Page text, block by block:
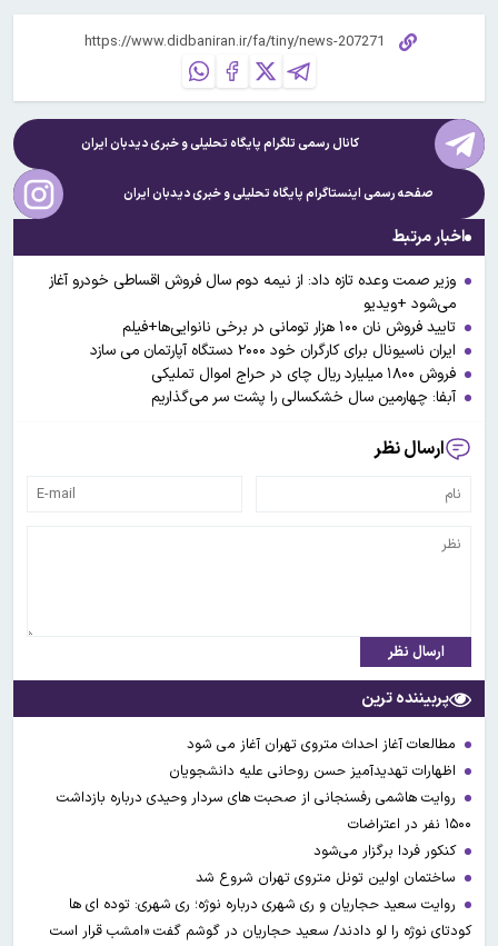
کانال رسمی تلگرام پایگاه تحلیلی و خبریدیدبان ایران
صفحه رسمی اینستاگرام پایگاه تحلیلی و خبریدیدبان ایران
اخبار مرتبط
وزیر صمت وعده تازه داد: از نیمه دوم سال فروش اقساطی خودرو آغاز
می‌شود +ویدیو
تایید فروش نان ۱۰۰ هزار تومانی در برخی نانوایی‌ها+فیلم
ایران ناسیونال برای کارگران خود ۲۰۰۰ دستگاه آپارتمان می سازد
فروش ۱۸۰۰ میلیارد ریال چای در حراج اموال تملیکی
آبفا: چهارمین سال خشکسالی را پشت سر می‌گذاریم
ارسال نظر
ارسال نظر
پربیننده ترین
مطالعات آغاز احداث متروی تهران آغاز می شود
اظهارات تهدیدآمیز حسن روحانی علیه دانشجویان
روایت هاشمی رفسنجانی از صحبت های سردار وحیدی درباره بازداشت
۱۵۰۰ نفر در اعتراضات
کنکور فردا برگزار می‌شود
ساختمان اولین تونل متروی تهران شروع شد
روایت سعید حجاریان و ری شهری درباره نوژه؛ ری شهری: توده ای ها
کودتای نوژه را لو دادند/ سعید حجاریان در گوشم گفت «امشب قرار است